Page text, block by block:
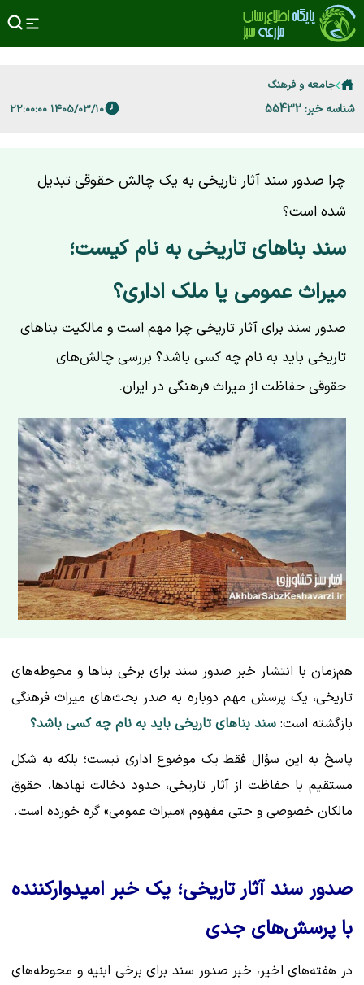
جامعه و فرهنگ
شناسه خبر: 55432 ۱۴۰۵/۰۳/۱۰ ۲۲:۰۰:۰۰
چرا صدور سند آثار تاریخی به یک چالش حقوقی تبدیل
شده است؟
سند بناهای تاریخی به نام کیست؛
میراث عمومی یا ملک اداری؟
صدور سند برای آثار تاریخی چرا مهم است و مالکیت بناهای
تاریخی باید به نام چه کسی باشد؟ بررسی چالش‌های
حقوقی حفاظت از میراث فرهنگی در ایران.
هم‌زمان با انتشار خبر صدور سند برای برخی بناها و محوطه‌های
تاریخی، یک پرسش مهم دوباره به صدر بحث‌های میراث فرهنگی
بازگشته است: سند بناهای تاریخی باید به نام چه کسی باشد؟
پاسخ به این سؤال فقط یک موضوع اداری نیست؛ بلکه به شکل
مستقیم با حفاظت از آثار تاریخی، حدود دخالت نهادها، حقوق
مالکان خصوصی و حتی مفهوم «میراث عمومی» گره خورده است.
صدور سند آثار تاریخی؛ یک خبر امیدوارکننده
با پرسش‌های جدی
در هفته‌های اخیر، خبر صدور سند برای برخی ابنیه و محوطه‌های